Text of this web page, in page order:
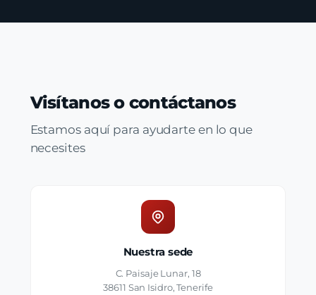
Visítanos o contáctanos
Estamos aquí para ayudarte en lo que
necesites
Nuestra sede
C. Paisaje Lunar, 18
38611 San Isidro, Tenerife